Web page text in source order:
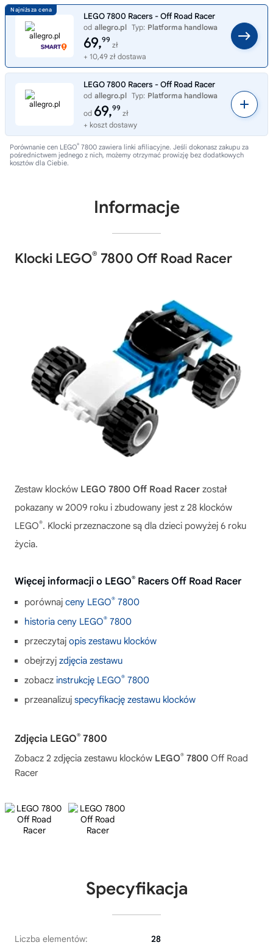
LEGO 7800 Racers - Off Road Racer
od allegro.pl Typ: Platforma handlowa
69,99
zł
+ 10,49 zł dostawa
LEGO 7800 Racers - Off Road Racer
od allegro.pl Typ: Platforma handlowa
od 69,99
zł
+ koszt dostawy
Porównanie cen LEGO® 7800 zawiera linki afiliacyjne. Jeśli dokonasz zakupu za
pośrednictwem jednego z nich, możemy otrzymać prowizję bez dodatkowych
kosztów dla Ciebie.
Informacje
Klocki LEGO® 7800 Off Road Racer
Zestaw klocków LEGO 7800 Off Road Racer został
pokazany w 2009 roku i zbudowany jest z 28 klocków
LEGO®. Klocki przeznaczone są dla dzieci powyżej 6 roku
życia.
Więcej informacji o LEGO® Racers Off Road Racer
porównaj ceny LEGO® 7800
historia ceny LEGO® 7800
przeczytaj opis zestawu klocków
obejrzyj zdjęcia zestawu
zobacz instrukcję LEGO® 7800
przeanalizuj specyfikację zestawu klocków
Zdjęcia LEGO® 7800
Zobacz 2 zdjęcia zestawu klocków LEGO® 7800 Off Road
Racer
Specyfikacja
Liczba elementów: 28